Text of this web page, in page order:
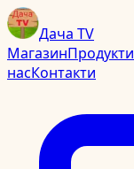
Дача TV
МагазинПродукти
насКонтакти